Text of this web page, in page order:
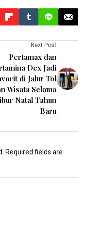
Next Post
Pertamax dan
Dex Jadi
di Jalur Tol
Wisata Selama
Natal Tahun
Baru
Required fields are